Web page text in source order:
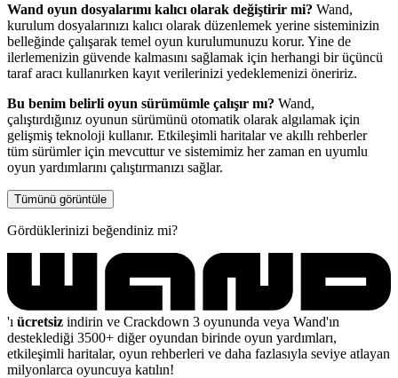
Wand oyun dosyalarımı kalıcı olarak değiştirir mi? Wand,
kurulum dosyalarınızı kalıcı olarak düzenlemek yerine sisteminizin
belleğinde çalışarak temel oyun kurulumunuzu korur. Yine de
ilerlemenizin güvende kalmasını sağlamak için herhangi bir üçüncü
taraf aracı kullanırken kayıt verilerinizi yedeklemenizi öneririz.
Bu benim belirli oyun sürümümle çalışır mı? Wand,
çalıştırdığınız oyunun sürümünü otomatik olarak algılamak için
gelişmiş teknoloji kullanır. Etkileşimli haritalar ve akıllı rehberler
tüm sürümler için mevcuttur ve sistemimiz her zaman en uyumlu
oyun yardımlarını çalıştırmanızı sağlar.
Tümünü görüntüle
Gördüklerinizi beğendiniz mi?
'ı ücretsiz indirin ve Crackdown 3 oyununda veya Wand'ın
desteklediği 3500+ diğer oyundan birinde oyun yardımları,
etkileşimli haritalar, oyun rehberleri ve daha fazlasıyla seviye atlayan
milyonlarca oyuncuya katılın!